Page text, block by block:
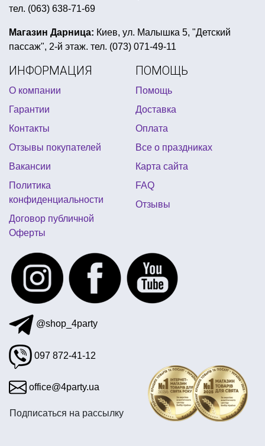
букеты из шаров на 8 марта
купить шарики с рисунком
светильник джека на хэллоуин
сердца фольгированные шары
детский день рождения в стиле индейцев
атрибуты пирата
подарки на конкурсы гостям
купить лепестки роз на день влюбленных
вечеринка в стиле диско для детей
накладные клыки купить киев вечеринка гавайская
детский день рождения свинка пеппа
детский день рождения в стиле минни маус
воздушные шары маме на день рождения
даша путешественница день рождения
тел. (063) 638-71-69
Магазин Дарница: Киев, ул. Малышка 5, "Детский
пассаж", 2-й этаж. тел. (073) 071-49-11
ИНФОРМАЦИЯ
О компании
Гарантии
Контакты
Отзывы покупателей
Вакансии
Политика
конфиденциальности
Договор публичной
Оферты
ПОМОЩЬ
Помощь
Доставка
Оплата
Все о праздниках
Карта сайта
FAQ
Отзывы
@shop_4party
097 872-41-12
office@4party.ua
Подписаться на рассылку